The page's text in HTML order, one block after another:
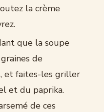
la crème
que la soupe
de
et faites-les griller
et du paprika.
de ces